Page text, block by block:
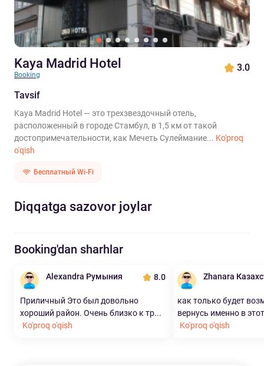
Kaya Madrid Hotel
Booking
3.0
Tavsif
Kaya Madrid Hotel — это трехзвездочный отель,
расположенный в городе Стамбул, в 1,5 км от такой
достопримечательности, как Мечеть Сулеймание... Ko'proq
o'qish
Бесплатный Wi-Fi
Diqqatga sazovor joylar
Booking'dan sharhlar
Alexandra Румыния 8.0
Приличный Это был довольно
хороший район. Очень близко к тр...
Ko'proq o'qish
Zhanara
как только будет
вернусь именно в
Ko'proq o'qish